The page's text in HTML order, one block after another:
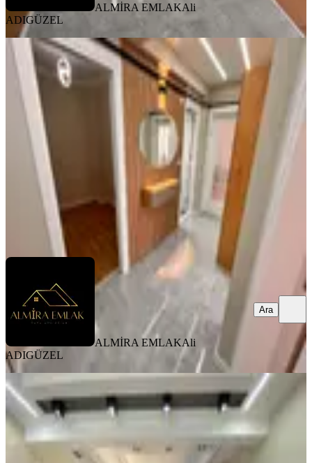
ALMİRA EMLAKAli
ADIGÜZEL
BALKONLU
Hatay Necatibey Okulu Karşısında
3+1 Arakat Bakımlı Doğalgazlı Daire
Konak, Murat Reis Mahallesi
125 m²· 4. Kat · 03.08.2026
5.350.000 ₺
ALMİRA EMLAK Ali ADIGÜZEL
ALMİRA EMLAKAli
ADIGÜZEL
Ara
BALKONLU
İzmirspor Metroya Yakın Ultra Lüks
3 + 1 Satılık Daire
Konak, Murat Reis Mahallesi
3+1
115 m² 01.08.2026